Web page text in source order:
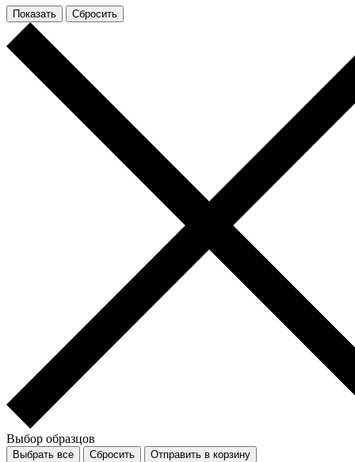
Показать Сбросить
Выбор образцов
Выбрать все Сбросить Отправить в корзину